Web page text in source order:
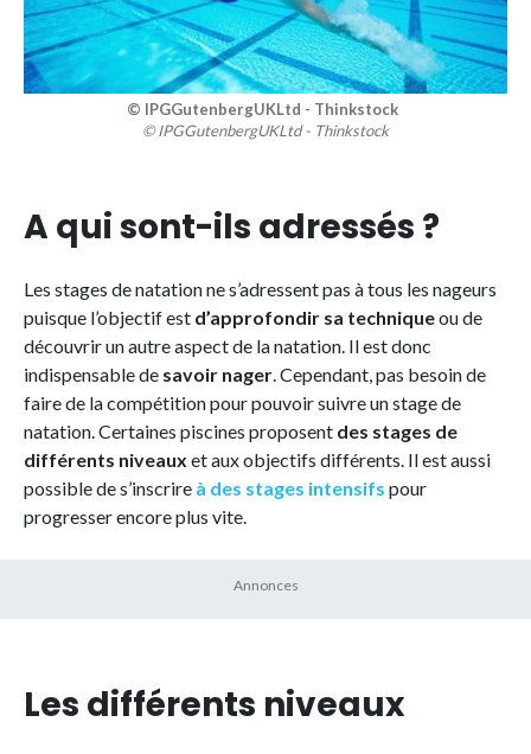
© IPGGutenbergUKLtd - Thinkstock
© IPGGutenbergUKLtd - Thinkstock
A qui sont-ils adressés ?
Les stages de natation ne s’adressent pas à tous les nageurs
puisque l’objectif est d’approfondir sa techniqueou de
découvrir un autre aspect de la natation. Il est donc
indispensable de savoir nager. Cependant, pas besoin de
faire de la compétition pour pouvoir suivre un stage de
natation. Certaines piscines proposent des stages de
différents niveaux et aux objectifs différents. Il est aussi
possible de s’inscrire à des stages intensifs pour
progresser encore plus vite.
Les différents niveaux